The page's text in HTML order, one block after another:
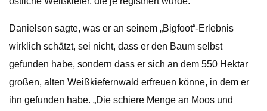
Danielson sagte, was er an seinem „Bigfoot“-Erlebnis
wirklich schätzt, sei nicht, dass er den Baum selbst
gefunden habe, sondern dass er sich an dem 550 Hektar
großen, alten Weißkiefernwald erfreuen könne, in dem er
ihn gefunden habe. „Die schiere Menge an Moos und